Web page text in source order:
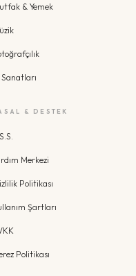
& Yemek
Sanatları
& DESTEK
Merkezi
Politikası
Şartları
Politikası